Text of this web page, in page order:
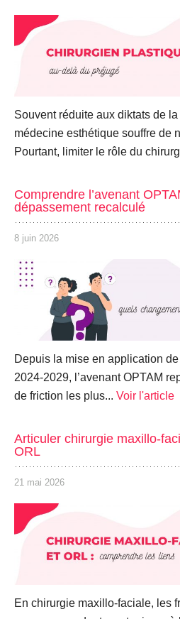
Souvent réduite aux diktats de
médecine esthétique souffre de
Pourtant, limiter le rôle du
Comprendre l’avenant
dépassement recalculé
8 juin 2026
Depuis la mise en application
2024-2029, l’avenant OPTAM
de friction les plus... Voir l'article
Articuler chirurgie maxillo-
ORL
21 mai 2026
En chirurgie maxillo-faciale, les